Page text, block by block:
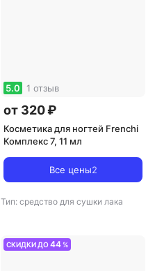
5.0 1 отзыв
от 320 ₽
Косметика для ногтей Frenchi
Комплекс 7, 11 мл
Все цены2
Тип: cредство для сушки лака
СКИДКИ ДО44 %